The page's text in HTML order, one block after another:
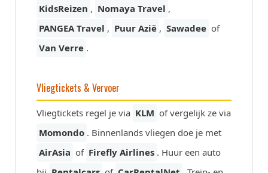
KidsReizen , Nomaya Travel ,
PANGEA Travel , Puur Azië , Sawadee of
Van Verre .
Vliegtickets & Vervoer
Vliegtickets regel je via KLM of vergelijk ze via
Momondo . Binnenlands vliegen doe je met
AirAsia of Firefly Airlines . Huur een auto